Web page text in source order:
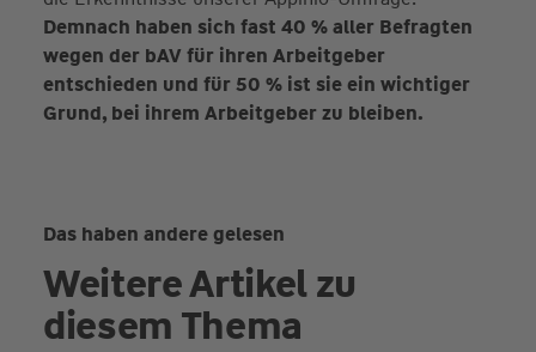
Demnach haben sich fast 40 % aller Befragten
wegen der bAV für ihren Arbeitgeber
entschieden und für 50 % ist sie ein wichtiger
Grund, bei ihrem Arbeitgeber zu bleiben.
Das haben andere gelesen
Weitere Artikel zu
diesem Thema